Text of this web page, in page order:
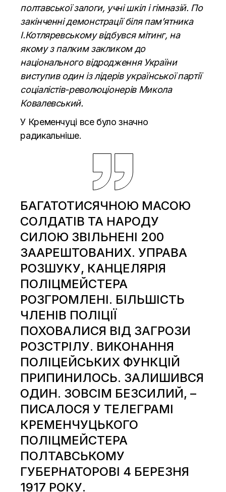
полтавської залоги, учні шкіл і гімназій. По
закінченні демонстрації біля пам’ятника
І.Котляревському відбувся мітинг, на
якому з палким закликом до
національного відродження України
виступив один із лідерів української партії
соціалістів-революціонерів Микола
Ковалевський.
У Кременчуці все було значно
радикальніше.
БАГАТОТИСЯЧНОЮ МАСОЮ
СОЛДАТІВ ТА НАРОДУ
СИЛОЮ ЗВІЛЬНЕНІ 200
ЗААРЕШТОВАНИХ. УПРАВА
РОЗШУКУ, КАНЦЕЛЯРІЯ
ПОЛІЦМЕЙСТЕРА
РОЗГРОМЛЕНІ. БІЛЬШІСТЬ
ЧЛЕНІВ ПОЛІЦІЇ
ПОХОВАЛИСЯ ВІД ЗАГРОЗИ
РОЗСТРІЛУ. ВИКОНАННЯ
ПОЛІЦЕЙСЬКИХ ФУНКЦІЙ
ПРИПИНИЛОСЬ. ЗАЛИШИВСЯ
ОДИН. ЗОВСІМ БЕЗСИЛИЙ, –
ПИСАЛОСЯ У ТЕЛЕГРАМІ
КРЕМЕНЧУЦЬКОГО
ПОЛІЦМЕЙСТЕРА
ПОЛТАВСЬКОМУ
ГУБЕРНАТОРОВІ 4 БЕРЕЗНЯ
1917 PОКУ.